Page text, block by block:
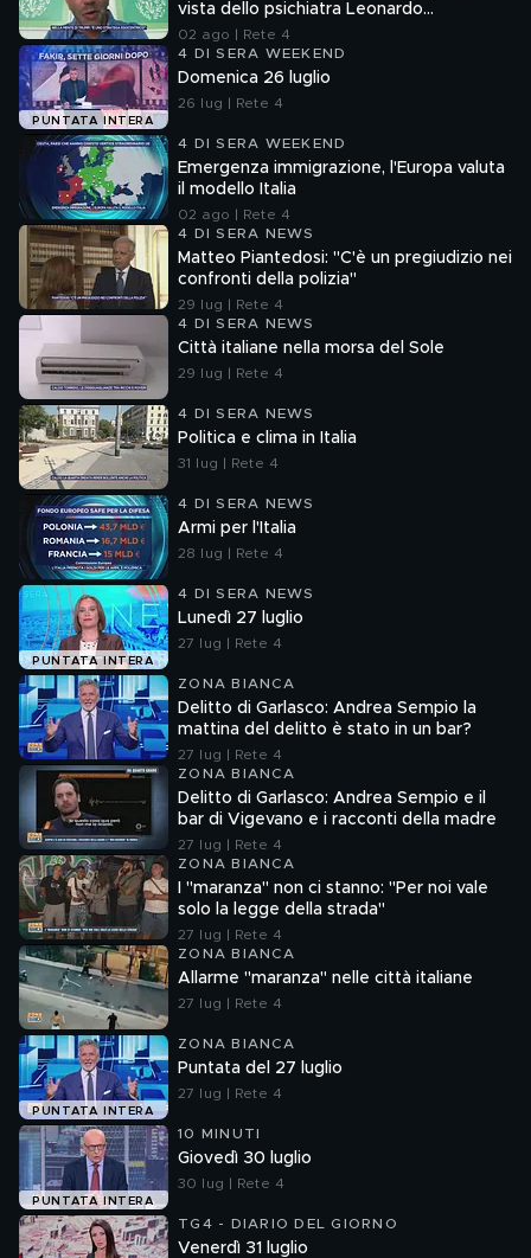
vista dello psichiatra Leonardo
Mendolicchio
02 ago | Rete 4
PUNTATA INTERA
4 DI SERA WEEKEND
Domenica 26 luglio
26 lug | Rete 4
4 DI SERA WEEKEND
Emergenza immigrazione, l'Europa valuta
il modello Italia
02 ago | Rete 4
4 DI SERA NEWS
Matteo Piantedosi: "C'è un pregiudizio nei
confronti della polizia"
29 lug | Rete 4
4 DI SERA NEWS
Città italiane nella morsa del Sole
29 lug | Rete 4
4 DI SERA NEWS
Politica e clima in Italia
31 lug | Rete 4
4 DI SERA NEWS
Armi per l'Italia
28 lug | Rete 4
PUNTATA INTERA
4 DI SERA NEWS
Lunedì 27 luglio
27 lug | Rete 4
ZONA BIANCA
Delitto di Garlasco: Andrea Sempio la
mattina del delitto è stato in un bar?
27 lug | Rete 4
ZONA BIANCA
Delitto di Garlasco: Andrea Sempio e il
bar di Vigevano e i racconti della madre
27 lug | Rete 4
ZONA BIANCA
I "maranza" non ci stanno: "Per noi vale
solo la legge della strada"
27 lug | Rete 4
ZONA BIANCA
Allarme "maranza" nelle città italiane
27 lug | Rete 4
PUNTATA INTERA
ZONA BIANCA
Puntata del 27 luglio
27 lug | Rete 4
PUNTATA INTERA
10 MINUTI
Giovedì 30 luglio
30 lug | Rete 4
TG4 - DIARIO DEL GIORNO
Venerdì 31 luglio